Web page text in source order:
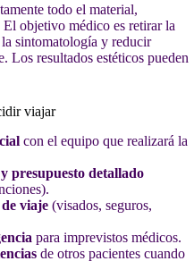
todo el material,
objetivo médico es retirar la
sintomatología y reducir
Los resultados estéticos pueden
viajar
con el equipo que realizará la
presupuesto detallado
viaje (visados, seguros,
para imprevistos médicos.
de otros pacientes cuando